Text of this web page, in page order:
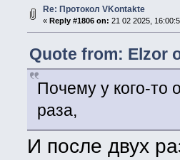
Re: Протокол VKontakte
« Reply #1806 on: 21 02 2025,
Quote from: Elzor
Почему у кого-то
раза,
И после двух